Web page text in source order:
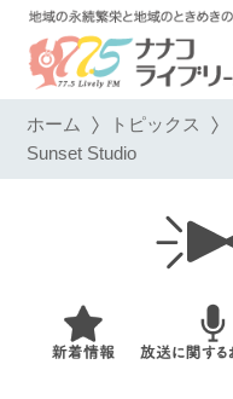
ホーム トピックス
Sunset Studio